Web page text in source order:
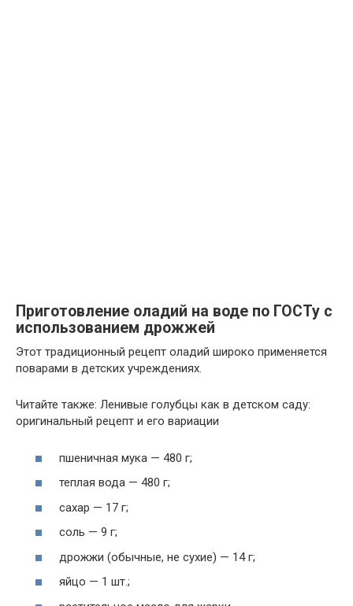
Приготовление оладий на воде по ГОСТу с
использованием дрожжей
Этот традиционный рецепт оладий широко применяется
поварами в детских учреждениях.
Читайте также: Ленивые голубцы как в детском саду:
оригинальный рецепт и его вариации
пшеничная мука — 480 г;
теплая вода — 480 г;
сахар — 17 г;
соль — 9 г;
дрожжи (обычные, не сухие) — 14 г;
яйцо — 1 шт.;